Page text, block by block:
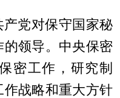
党对保守国家秘
领导。中央保密
密工作，研究制
战略和重大方针